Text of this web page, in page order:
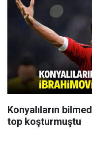
Konyalıların
top koşturmuştu